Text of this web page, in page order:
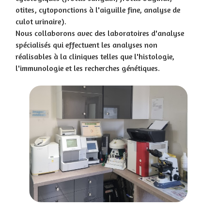
otites, cytoponctions à l'aiguille fine, analyse de
culot urinaire).
Nous collaborons avec des laboratoires d'analyse
spécialisés qui effectuent les analyses non
réalisables à la cliniques telles que l'histologie,
l'immunologie et les recherches génétiques.